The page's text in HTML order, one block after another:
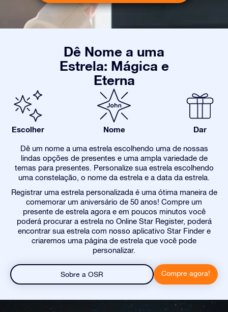
Dê Nome a uma
Estrela: Mágica e
Eterna
Escolher Nome Dar
Dê um nome a uma estrela escolhendo uma de nossas
lindas opções de presentes e uma ampla variedade de
temas para presentes. Personalize sua estrela escolhendo
uma constelação, o nome da estrela e a data da estrela.
Registrar uma estrela personalizada é uma ótima maneira de
comemorar um aniversário de 50 anos! Compre um
presente de estrela agora e em poucos minutos você
poderá procurar a estrela no Online Star Register, poderá
encontrar sua estrela com nosso aplicativo Star Finder e
criaremos uma página de estrela que você pode
personalizar.
Sobre a OSR Compre agora!